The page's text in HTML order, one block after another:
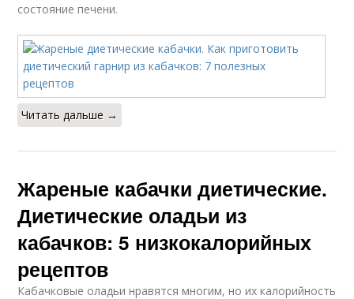
состояние печени.
Читать дальше →
Жареные кабачки диетические.
Диетические оладьи из
кабачков: 5 низкокалорийных
рецептов
Кабачковые оладьи нравятся многим, но их калорийность